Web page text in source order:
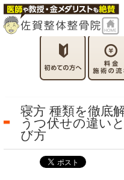
寝方 種類を徹底
うつ伏せの違い
び方